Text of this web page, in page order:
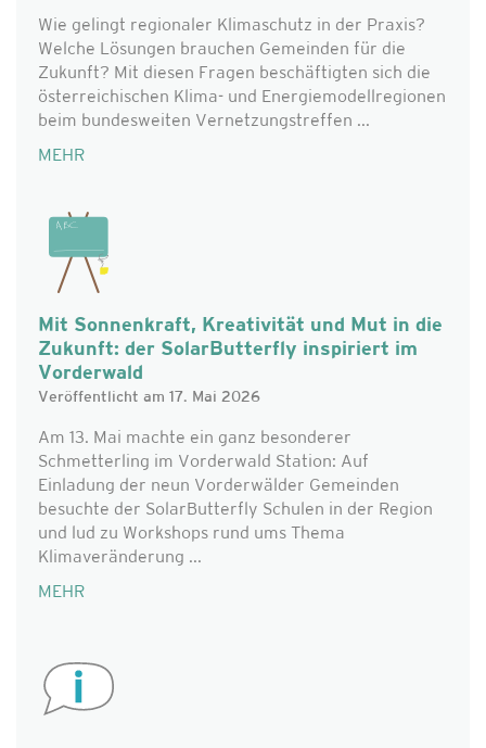
Wie gelingt regionaler Klimaschutz in der Praxis?
Welche Lösungen brauchen Gemeinden für die
Zukunft? Mit diesen Fragen beschäftigten sich die
österreichischen Klima- und Energiemodellregionen
beim bundesweiten Vernetzungstreffen ...
MEHR
Mit Sonnenkraft, Kreativität und Mut in die
Zukunft: der SolarButterfly inspiriert im
Vorderwald
Veröffentlicht am 17. Mai 2026
Am 13. Mai machte ein ganz besonderer
Schmetterling im Vorderwald Station: Auf
Einladung der neun Vorderwälder Gemeinden
besuchte der SolarButterfly Schulen in der Region
und lud zu Workshops rund ums Thema
Klimaveränderung ...
MEHR